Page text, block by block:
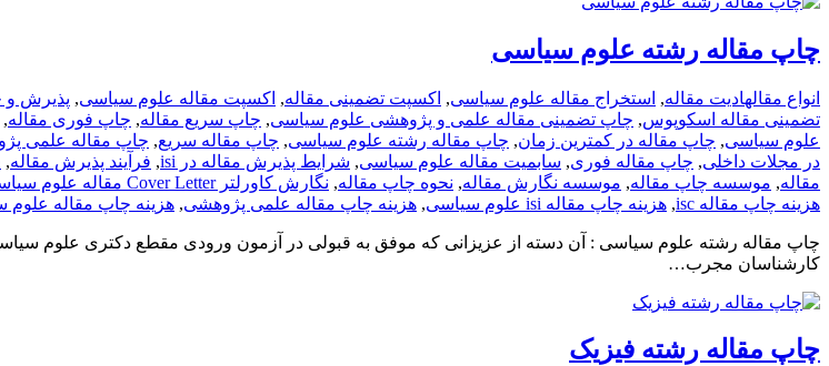
چاپ مقاله رشته علوم سیاسی
انواع مقالهادیت مقاله, استخراج مقاله علوم سیاسی, اکسپت تضمینی مقاله, اکسپت مقاله علوم سیاسی, پذیرش و
تضمینی مقاله اسکوپوس, چاپ تضمینی مقاله علمی و پژوهشی علوم سیاسی, چاپ سریع مقاله, چاپ فوری مقاله,
علوم سیاسی, چاپ مقاله در کمترین زمان, چاپ مقاله رشته علوم سیاسی, چاپ مقاله سریع, چاپ مقاله علمی
در مجلات داخلی, چاپ مقاله فوری, سابمیت مقاله علوم سیاسی, شرایط پذیرش مقاله در isi , فرآیند پذیرش مقاله,
مقاله, موسسه چاپ مقاله, موسسه نگارش مقاله, نحوه چاپ مقاله, نگارش کاورلتر Cover Letter مقاله علوم سیاسی
هزینه چاپ مقاله isc
, هزینه چاپ مقاله isi علوم سیاسی , هزینه چاپ مقاله علمی پژوهشی, هزینه چاپ مقاله
چاپ مقاله رشته علوم سیاسی : آن دسته از عزیزانی که موفق به قبولی در آزمون ورودی مقطع دکتری علوم
کارشناسان مجرب…
چاپ مقاله رشته فیزیک